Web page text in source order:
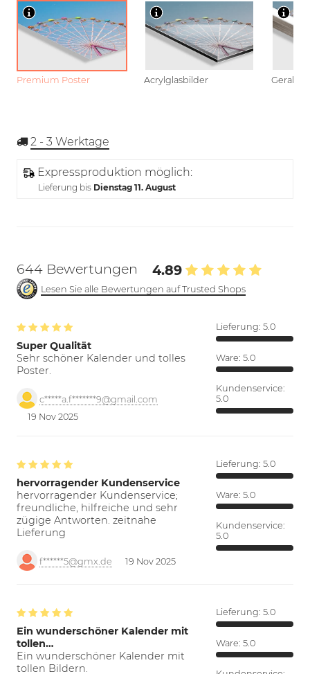
Premium Poster Acrylglasbilder
2 - 3 Werktage
Expressproduktion möglich:
Lieferung bis Dienstag 11. August
644 Bewertungen 4.89
Lesen Sie alle Bewertungen auf Trusted Shops
Super Qualität
Sehr schöner Kalender und tolles
Poster.
c*****a.f*******9@gmail.com
19 Nov 2025
Lieferung: 5.0
Ware: 5.0
Kundenservice:
5.0
hervorragender Kundenservice
hervorragender Kundenservice;
freundliche, hilfreiche und sehr
zügige Antworten. zeitnahe
Lieferung
f******5@gmx.de 19 Nov 2025
Lieferung: 5.0
Ware: 5.0
Kundenservice:
5.0
Ein wunderschöner Kalender mit
tollen…
Ein wunderschöner Kalender mit
tollen Bildern.
Lieferung: 5.0
Ware: 5.0